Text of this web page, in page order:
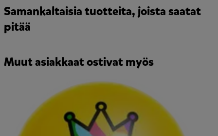
Samankaltaisia tuotteita, joista saatat
pitää
Muut asiakkaat ostivat myös